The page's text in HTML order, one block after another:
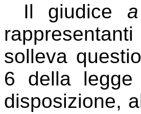
Il giudice
solleva
6 della
disposizione,